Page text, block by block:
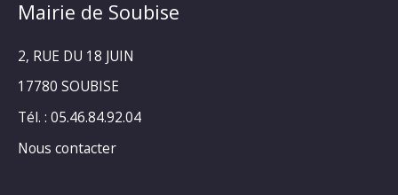
Mairie de Soubise
2, RUE DU 18 JUIN
17780 SOUBISE
Tél. : 05.46.84.92.04
Nous contacter